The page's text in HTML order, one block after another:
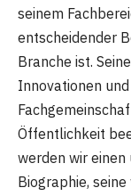
seinem
entscheidender
Branche ist.
Innovationen
Öffentlichkeit
werden wir einen
Biographie,